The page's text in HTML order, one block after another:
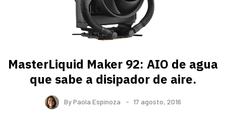
MasterLiquid Maker 92: AIO de agua
que sabe a disipador de aire.
ByPaola Espinoza 17 agosto, 2016